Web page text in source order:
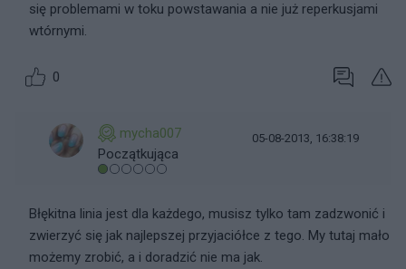
się problemami w toku powstawania a nie już reperkusjami
wtórnymi.
0
mycha007
Początkująca
05-08-2013, 16:38:19
Błękitna linia jest dla każdego, musisz tylko tam zadzwonić i
zwierzyć się jak najlepszej przyjaciółce z tego. My tutaj mało
możemy zrobić, a i doradzić nie ma jak.